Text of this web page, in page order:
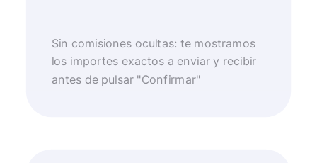
Sin comisiones ocultas: te mostramos
los importes exactos a enviar y recibir
antes de pulsar "Confirmar"